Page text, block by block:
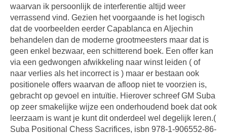
waarvan ik persoonlijk de interferentie altijd weer
verrassend vind. Gezien het voorgaande is het logisch
dat de voorbeelden eerder Capablanca en Aljechin
behandelen dan de moderne grootmeesters maar dat is
geen enkel bezwaar, een schitterend boek. Een offer kan
via een gedwongen afwikkeling naar winst leiden ( of
naar verlies als het incorrect is ) maar er bestaan ook
positionele offers waarvan de afloop niet te voorzien is,
gebracht op gevoel en intuïtie. Hierover schreef GM Suba
op zeer smakelijke wijze een onderhoudend boek dat ook
leerzaam is want je kunt dit onderdeel wel degelijk leren.(
Suba Positional Chess Sacrifices, isbn 978-1-906552-86-